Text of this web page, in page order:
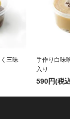
三昧
手作り白味
入り
590円(税